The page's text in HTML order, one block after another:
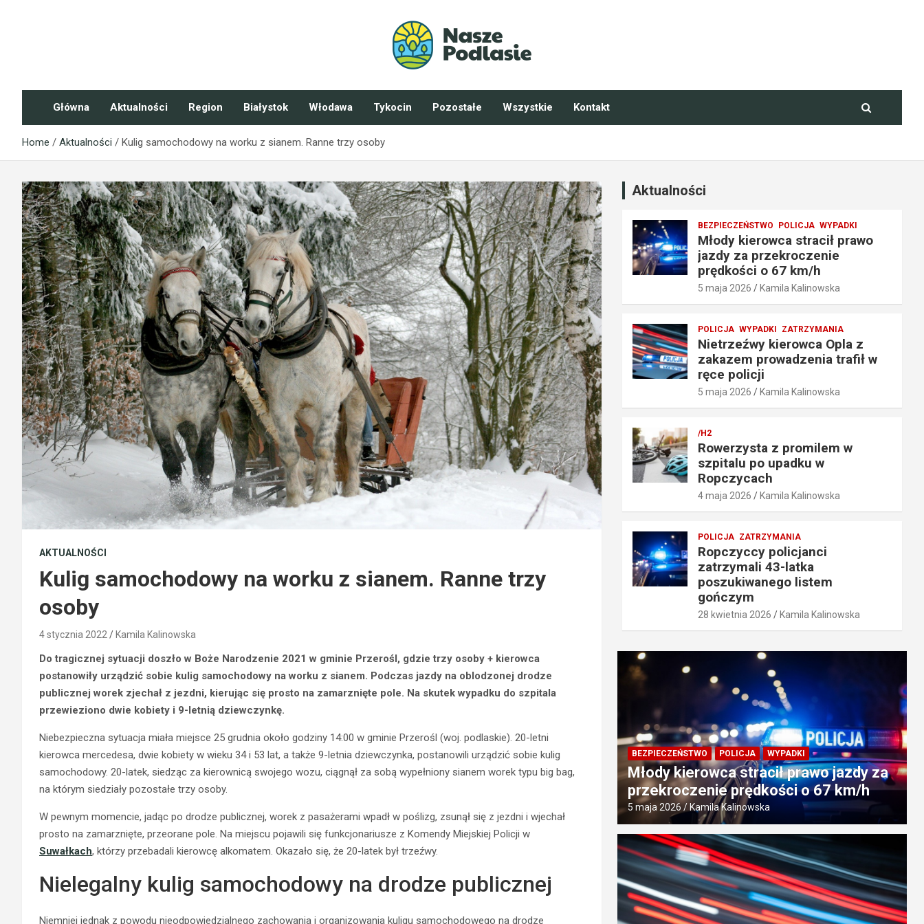
NaszePodlasie.pl
Główna Aktualności Region Białystok Włodawa Tykocin Pozostałe Wszystkie Kontakt
Home Aktualności Kulig samochodowy na worku z sianem. Ranne trzy osoby
AKTUALNOŚCI
Kulig samochodowy na worku z sianem. Ranne trzy
osoby
4 stycznia 2022 Kamila Kalinowska
Do tragicznej sytuacji doszło w Boże Narodzenie 2021 w gminie Przerośl, gdzie trzy osoby + kierowca
postanowiły urządzić sobie kulig samochodowy na worku z sianem. Podczas jazdy na oblodzonej drodze
publicznej worek zjechał z jezdni, kierując się prosto na zamarznięte pole. Na skutek wypadku do szpitala
przewieziono dwie kobiety i 9-letnią dziewczynkę.
Niebezpieczna sytuacja miała miejsce 25 grudnia około godziny 14:00 w gminie Przerośl (woj. podlaskie). 20-letni
kierowca mercedesa, dwie kobiety w wieku 34 i 53 lat, a także 9-letnia dziewczynka, postanowili urządzić sobie kulig
samochodowy. 20-latek, siedząc za kierownicą swojego wozu, ciągnął za sobą wypełniony sianem worek typu big bag,
na którym siedziały pozostałe trzy osoby.
W pewnym momencie, jadąc po drodze publicznej, worek z pasażerami wpadł w poślizg, zsunął się z jezdni i wjechał
prosto na zamarznięte, przeorane pole. Na miejscu pojawili się funkcjonariusze z Komendy Miejskiej Policji w
Suwałkach, którzy przebadali kierowcę alkomatem. Okazało się, że 20-latek był trzeźwy.
Nielegalny kulig samochodowy na drodze publicznej
Niemniej jednak z powodu nieodpowiedzialnego zachowania i organizowania kuligu samochodowego na drodze
Aktualności
BEZPIECZEŃSTWO POLICJA WYPADKI
Młody kierowca stracił prawo
jazdy za przekroczenie
prędkości o 67 km/h
5 maja 2026 Kamila Kalinowska
POLICJA WYPADKI ZATRZYMANIA
Nietrzeźwy kierowca Opla z
zakazem prowadzenia trafił w
ręce policji
5 maja 2026 Kamila Kalinowska
/H2
Rowerzysta z promilem w
szpitalu po upadku w
Ropczycach
4 maja 2026 Kamila Kalinowska
POLICJA ZATRZYMANIA
Ropczyccy policjanci
zatrzymali 43-latka
poszukiwanego listem
gończym
28 kwietnia 2026 Kamila Kalinowska
BEZPIECZEŃSTWO POLICJA WYPADKI
Młody kierowca stracił prawo jazdy za
przekroczenie prędkości o 67 km/h
5 maja 2026 Kamila Kalinowska